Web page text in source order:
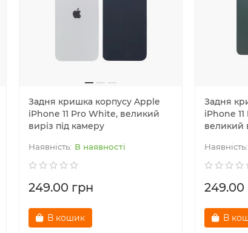
Задня кришка корпусу Apple
iPhone 11 Pro White, великий
виріз під камеру
В наявності
249.00 грн
В кошик
Задня
iPhone
великий
249.00
В